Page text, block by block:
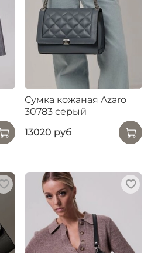
Сумка кожаная Azaro
30783 серый
13020 руб